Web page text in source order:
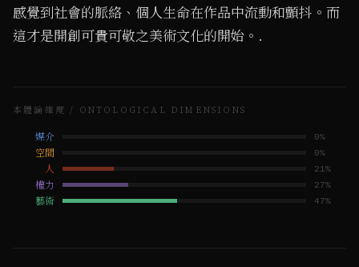
感覺到社會的脈絡、個人生命在作品中流動和顫抖。而
這才是開創可貴可敬之美術文化的開始。.
本體論維度 / ONTOLOGICAL DIMENSIONS
媒介 0%
空間 0%
人 21%
權力 27%
藝術 47%